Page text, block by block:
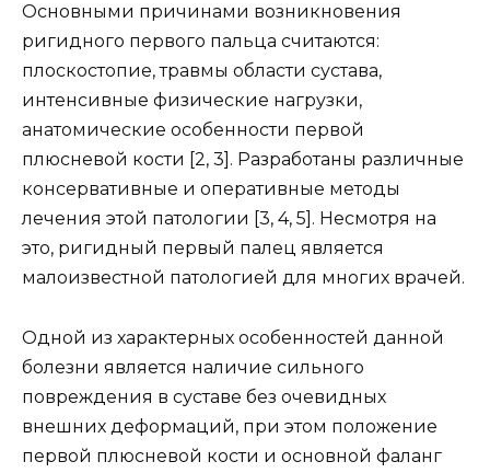
Основными причинами возникновения
ригидного первого пальца считаются:
плоскостопие, травмы области сустава,
интенсивные физические нагрузки,
анатомические особенности первой
плюсневой кости [2, 3]. Разработаны различные
консервативные и оперативные методы
лечения этой патологии [3, 4, 5]. Несмотря на
это, ригидный первый палец является
малоизвестной патологией для многих врачей.
Одной из характерных особенностей данной
болезни является наличие сильного
повреждения в суставе без очевидных
внешних деформаций, при этом положение
первой плюсневой кости и основной фаланг